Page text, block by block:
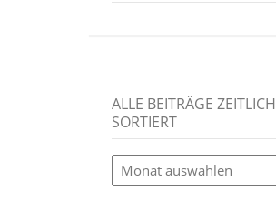
ALLE BEITRÄGE ZEITLICH
SORTIERT
alle
Beiträge
zeitlich
sortiert